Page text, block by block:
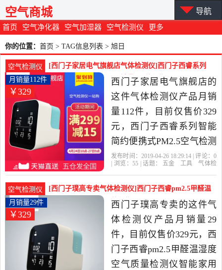
首页 空气净化器 空气加湿器 空气检测仪 更多
空气商城 导航
你的位置： 首页 > TAG信息列表 > 旭日
空气检测仪
[西门子家居电气旗舰店气体检测仪]西门子西睿系列
智能简约便携式PM2.月销量112件仅售329元
￥329
月销量112件
西门子家居电气旗舰店的
这件气体检测仪产品月销
量112件，目前仅售价329
元，西门子西睿系列智能
简约便携式PM2.5空气检测
仪温湿度甲醛检测仪是
舰店精选五金,工具当中性
价比很高的气体检测仪，
由上海发货。
发布时间：2019-04-26 18:29:14 | 评论： 0
| 浏览：55 | 话题： 五金 工具
气体检
空气检测仪
[西门子璞高专卖气体检测仪]西门子西睿pm2.5甲醛温
湿度空气质月销量29件仅售329元
￥329
月销量29件
西门子璞高专卖的这件气
体检测仪产品月销量29
件，目前仅售价329元，西
门子西睿pm2.5甲醛温湿度
空气质量检测仪智能家用